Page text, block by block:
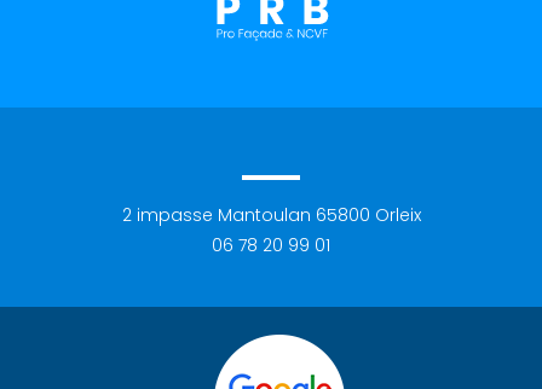
2 impasse Mantoulan 65800 Orleix
06 78 20 99 01